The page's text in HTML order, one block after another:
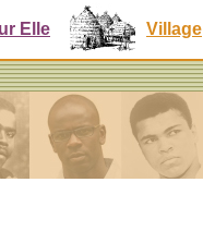
Elle Village